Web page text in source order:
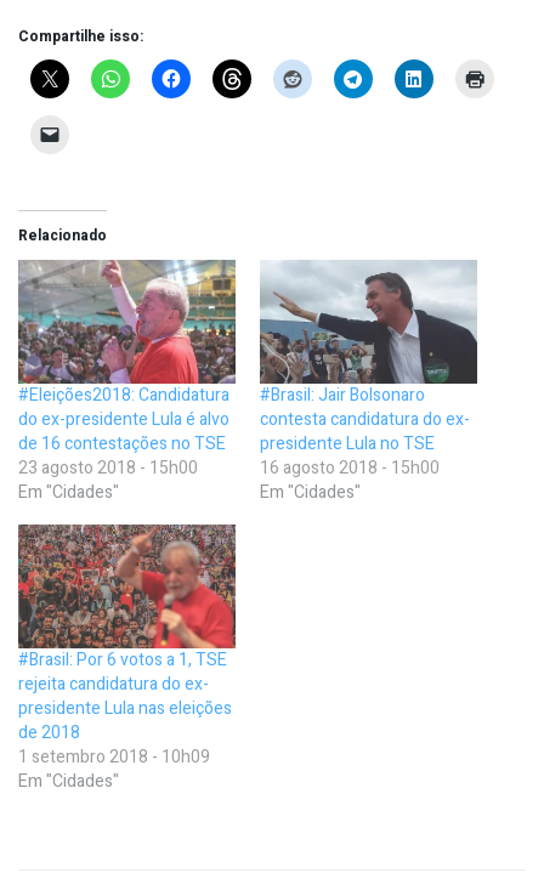
Compartilhe isso:
Relacionado
#Eleições2018: Candidatura
do ex-presidente Lula é alvo
de 16 contestações no TSE
23 agosto 2018 - 15h00
Em "Cidades"
#Brasil: Jair Bolsonaro
contesta candidatura do ex-
presidente Lula no TSE
16 agosto 2018 - 15h00
Em "Cidades"
#Brasil: Por 6 votos a 1, TSE
rejeita candidatura do ex-
presidente Lula nas eleições
de 2018
1 setembro 2018 - 10h09
Em "Cidades"